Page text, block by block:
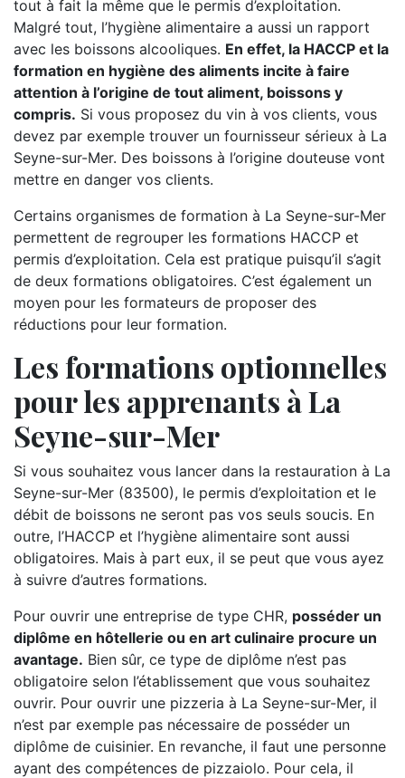
tout à fait la même que le permis d’exploitation.
Malgré tout, l’hygiène alimentaire a aussi un rapport
avec les boissons alcooliques. En effet, la HACCP et la
formation en hygiène des aliments incite à faire
attention à l’origine de tout aliment, boissons y
compris. Si vous proposez du vin à vos clients, vous
devez par exemple trouver un fournisseur sérieux à La
Seyne-sur-Mer. Des boissons à l’origine douteuse vont
mettre en danger vos clients.
Certains organismes de formation à La Seyne-sur-Mer
permettent de regrouper les formations HACCP et
permis d’exploitation. Cela est pratique puisqu’il s’agit
de deux formations obligatoires. C’est également un
moyen pour les formateurs de proposer des
réductions pour leur formation.
Les formations optionnelles
pour les apprenants à La
Seyne-sur-Mer
Si vous souhaitez vous lancer dans la restauration à La
Seyne-sur-Mer (83500), le permis d’exploitation et le
débit de boissons ne seront pas vos seuls soucis. En
outre, l’HACCP et l’hygiène alimentaire sont aussi
obligatoires. Mais à part eux, il se peut que vous ayez
à suivre d’autres formations.
Pour ouvrir une entreprise de type CHR, posséder un
diplôme en hôtellerie ou en art culinaire procure un
avantage. Bien sûr, ce type de diplôme n’est pas
obligatoire selon l’établissement que vous souhaitez
ouvrir. Pour ouvrir une pizzeria à La Seyne-sur-Mer, il
n’est par exemple pas nécessaire de posséder un
diplôme de cuisinier. En revanche, il faut une personne
ayant des compétences de pizzaiolo. Pour cela, il